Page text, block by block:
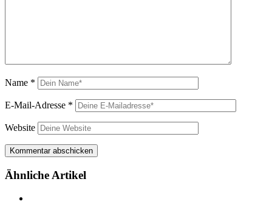
Name *
E-Mail-Adresse *
Website
Ähnliche Artikel